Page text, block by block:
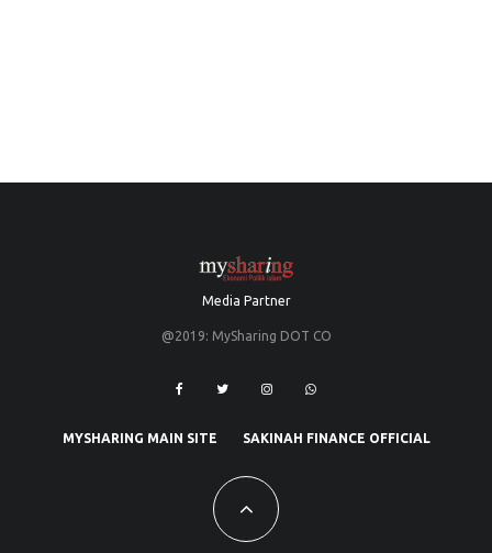
Media Partner
@2019: MySharing DOT CO
MYSHARING MAIN SITE SAKINAH FINANCE OFFICIAL